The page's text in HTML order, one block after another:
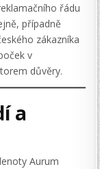
řádu
případně
zákazníka
v
důvěry.
a
Aurum